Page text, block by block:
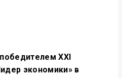
XXI
экономики» в